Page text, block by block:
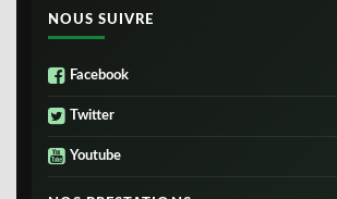
NOUS SUIVRE
Facebook
Twitter
Youtube